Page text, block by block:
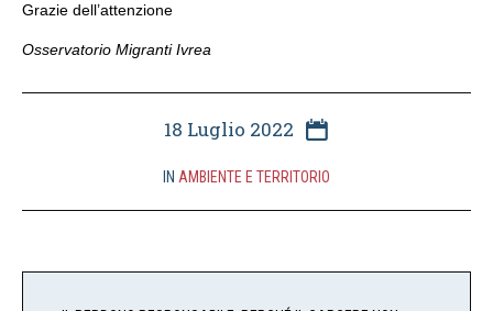
Grazie dell’attenzione
Osservatorio Migranti Ivrea
18 Luglio 2022
IN AMBIENTE E TERRITORIO